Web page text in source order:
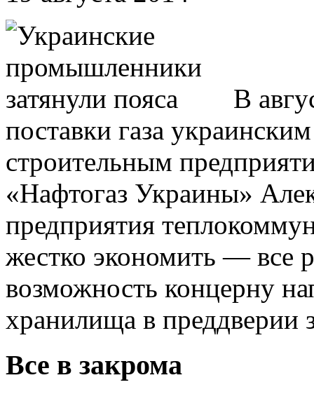
В
поставки газа
строительным
«Нафтогаз Украины»
предприятия
жестко экономить — все
возможность концерну
хранилища в
Все в закрома